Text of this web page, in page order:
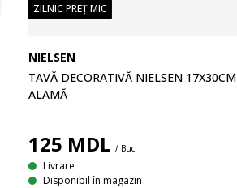
ZILNIC PREȚ MIC
NIELSEN
TAVĂ DECORATIVĂ NIELSEN 17X30CM
ALAMĂ
125 MDL / Buc
Livrare
Disponibil în magazin